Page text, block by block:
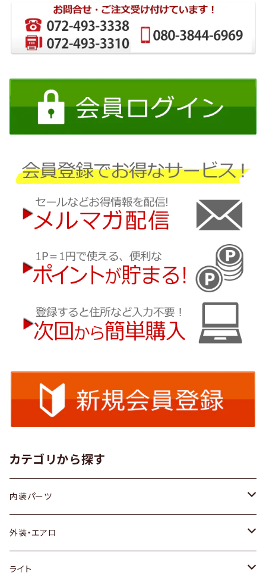
カテゴリから探す
内装パーツ
トヨタ
ホンダ
外装・エアロ
トヨタ
ライト